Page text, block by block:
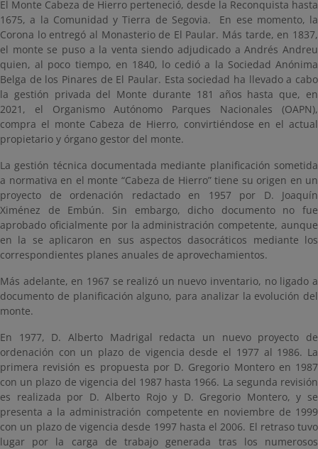
El Monte Cabeza de Hierro perteneció, desde la Reconquista hasta
1675, a la Comunidad y Tierra de Segovia. En ese momento, la
Corona lo entregó al Monasterio de El Paular. Más tarde, en 1837,
el monte se puso a la venta siendo adjudicado a Andrés Andreu
quien, al poco tiempo, en 1840, lo cedió a la Sociedad Anónima
Belga de los Pinares de El Paular. Esta sociedad ha llevado a cabo
la gestión privada del Monte durante 181 años hasta que, en
2021, el Organismo Autónomo Parques Nacionales (OAPN),
compra el monte Cabeza de Hierro, convirtiéndose en el actual
propietario y órgano gestor del monte.
La gestión técnica documentada mediante planificación sometida
a normativa en el monte “Cabeza de Hierro” tiene su origen en un
proyecto de ordenación redactado en 1957 por D. Joaquín
Ximénez de Embún. Sin embargo, dicho documento no fue
aprobado oficialmente por la administración competente, aunque
en la se aplicaron en sus aspectos dasocráticos mediante los
correspondientes planes anuales de aprovechamientos.
Más adelante, en 1967 se realizó un nuevo inventario, no ligado a
documento de planificación alguno, para analizar la evolución del
monte.
En 1977, D. Alberto Madrigal redacta un nuevo proyecto de
ordenación con un plazo de vigencia desde el 1977 al 1986. La
primera revisión es propuesta por D. Gregorio Montero en 1987
con un plazo de vigencia del 1987 hasta 1966. La segunda revisión
es realizada por D. Alberto Rojo y D. Gregorio Montero, y se
presenta a la administración competente en noviembre de 1999
con un plazo de vigencia desde 1997 hasta el 2006. El retraso tuvo
lugar por la carga de trabajo generada tras los numerosos